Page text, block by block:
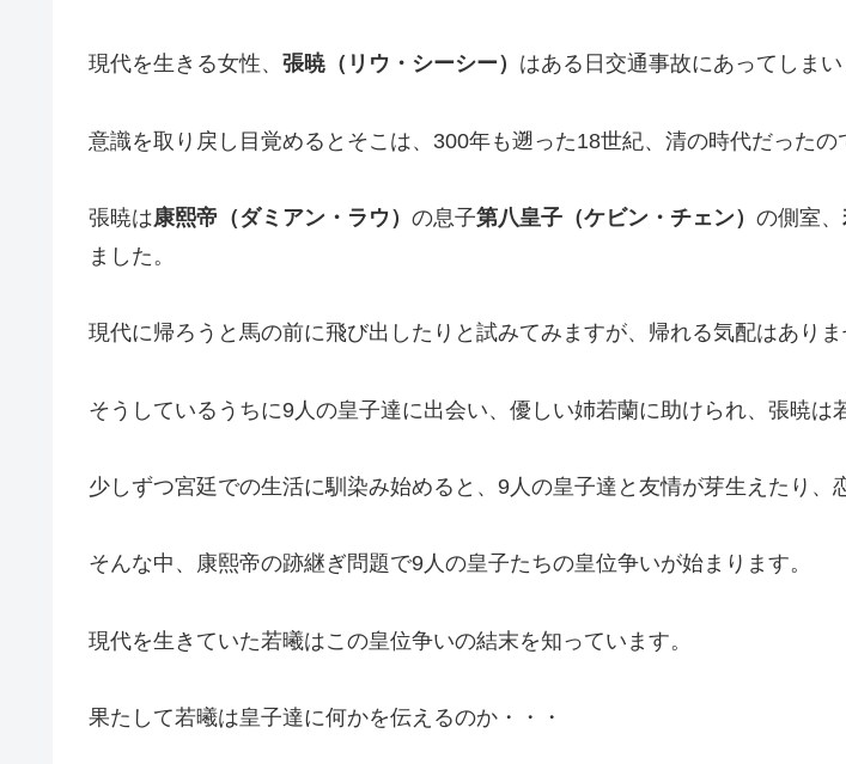
現代を生きる女性、 張暁（リウ・シーシー） はある日交通事故にあってしまい
意識を取り戻し目覚めるとそこは、300年も遡った18世紀、清の時代だったの
張暁は康熙帝（ダミアン・ラウ） の息子第八皇子（ケビン・チェン） の側室、
ました。
現代に帰ろうと馬の前に飛び出したりと試みてみますが、帰れる気配はありま
そうしているうちに9人の皇子達に出会い、優しい姉若蘭に助けられ、張暁は
少しずつ宮廷での生活に馴染み始めると、9人の皇子達と友情が芽生えたり、
そんな中、康熙帝の跡継ぎ問題で9人の皇子たちの皇位争いが始まります。
現代を生きていた若曦はこの皇位争いの結末を知っています。
果たして若曦は皇子達に何かを伝えるのか・・・